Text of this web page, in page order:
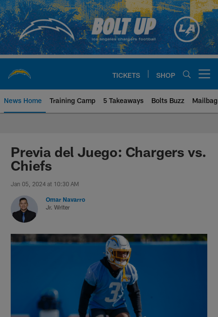
Skip
to
main
content
TICKETS SHOP
News Home Training Camp 5 Takeaways Bolts Buzz Mailbag
Chargers Official Site | Los
Previa del Juego: Chargers vs.
Chiefs
Jan 05, 2024 at 10:30 AM
Omar Navarro
Jr. Writer